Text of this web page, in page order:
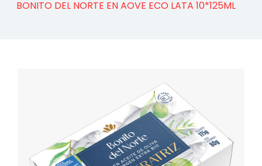
BONITO DEL NORTE EN AOVE ECO LATA 10*125ML